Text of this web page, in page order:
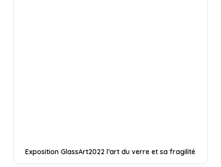
Exposition GlassArt2022 l’art du verre et sa fragilité